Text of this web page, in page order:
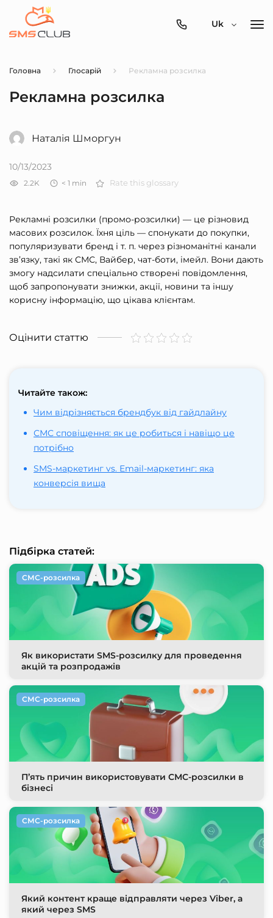
0800-
Uk
Головна Глосарій Рекламна розсилка
Рекламна розсилка
Наталія Шморгун
10/13/2023
2.2K < 1 min Rate this glossary
Рекламні розсилки (промо-розсилки) — це різновид
масових розсилок. Їхня ціль — спонукати до покупки,
популяризувати бренд і т. п. через різноманітні канали
зв’язку, такі як СМС, Вайбер, чат-боти, імейл. Вони дають
змогу надсилати спеціально створені повідомлення,
щоб запропонувати знижки, акції, новини та іншу
корисну інформацію, що цікава клієнтам.
Оцінити статтю
Читайте також:
Чим відрізняється брендбук від гайдлайну
СМС сповіщення: як це робиться і навіщо це
потрібно
SMS-маркетинг vs. Email-маркетинг: яка
конверсія вища
Підбірка статей:
Як використати SMS-розсилку для проведення
акцій та розпродажів
СМС-розсилка
П’ять причин використовувати СМС-розсилки в
бізнесі
СМС-розсилка
Який контент краще відправляти через Viber, а
який через SMS
СМС-розсилка